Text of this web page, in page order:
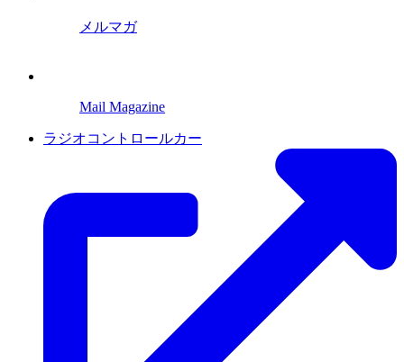
メルマガ
Mail Magazine
ラジオコントロールカー